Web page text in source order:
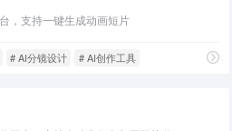
，支持一键生成动画短片
# AI分镜设计 # AI创作工具